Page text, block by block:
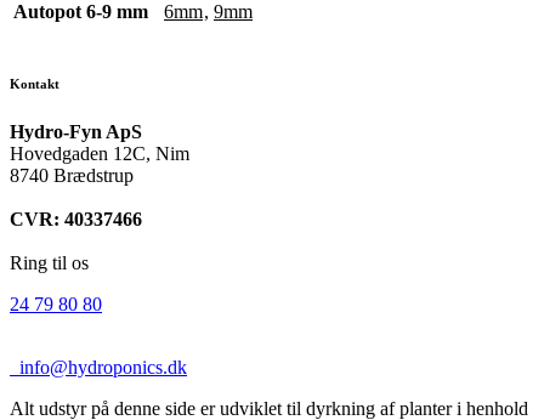
Autopot 6-9 mm 6mm, 9mm
Kontakt
Hydro-Fyn ApS
Hovedgaden 12C, Nim
8740 Brædstrup
CVR: 40337466
Ring til os
24 79 80 80
info@hydroponics.dk
Alt udstyr på denne side er udviklet til dyrkning af planter i henhold